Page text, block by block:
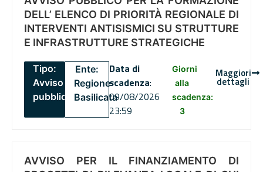
DELL’ ELENCO DI PRIORITÀ REGIONALE DI
INTERVENTI ANTISISMICI SU STRUTTURE
E INFRASTRUTTURE STRATEGICHE
Tipo:
Avviso
pubblico
Ente:
Regione
Basilicata
Data di
scadenza:
09/08/2026
23:59
Giorni
alla
scadenza:
3
Maggiori
dettagli
AVVISO PER IL FINANZIAMENTO DI